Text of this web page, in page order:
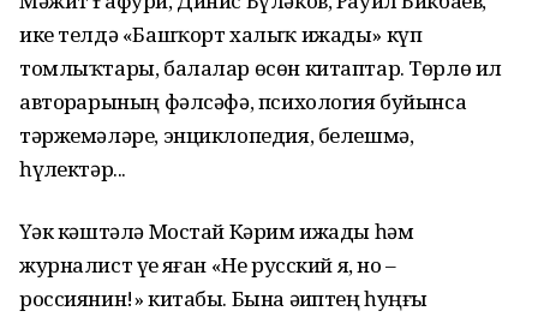
ике телдә «Башҡорт халыҡ ижады» күп
томлыҡтары, балалар өсөн китаптар. Төрлө ил
авторҙарының фәлсәфә, психология буйынса
тәржемәләре, энциклопедия, белешмә,
һүҙлектәр...
Үҙәк кәштәлә Мостай Кәрим ижады һәм
журналист үҙе яҙған «Не русский я, но –
россиянин!» китабы. Бына әҙиптең һуңғы